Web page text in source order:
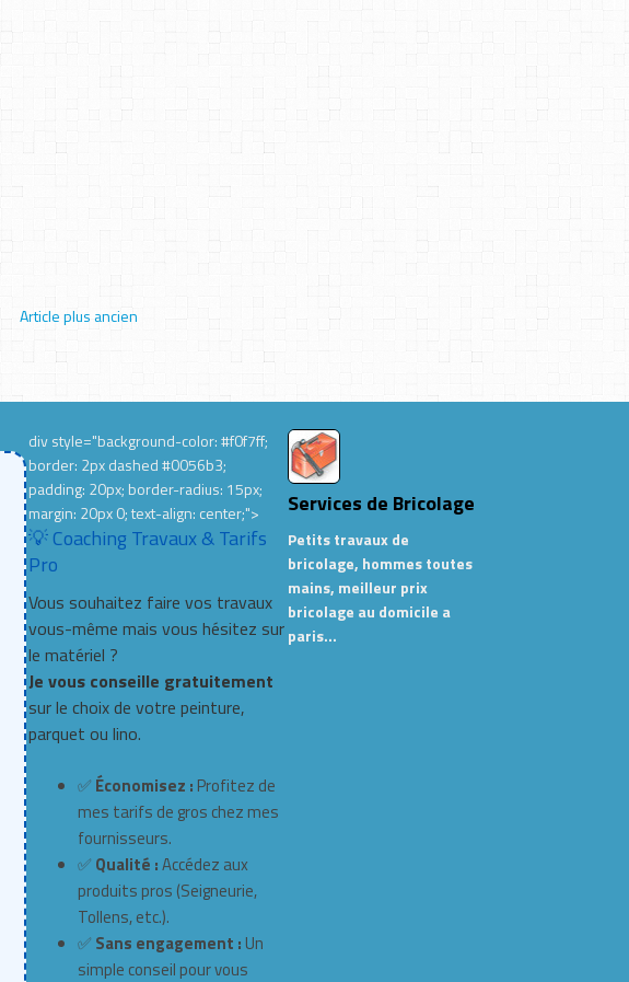
Article plus ancien
Services de Bricolage
Petits travaux de
bricolage, hommes toutes
mains, meilleur prix
bricolage au domicile a
paris…
div style="background-color: #f0f7ff;
border: 2px dashed #0056b3;
padding: 20px; border-radius: 15px;
margin: 20px 0; text-align: center;">
💡 Coaching Travaux & Tarifs
Pro
Vous souhaitez faire vos travaux
vous-même mais vous hésitez sur
le matériel ?
Je vous conseille gratuitement
sur le choix de votre peinture,
parquet ou lino.
✅ Économisez : Profitez de
mes tarifs de gros chez mes
fournisseurs.
✅ Qualité :Accédez aux
produits pros (Seigneurie,
Tollens, etc.).
✅ Sans engagement : Un
simple conseil pour vous